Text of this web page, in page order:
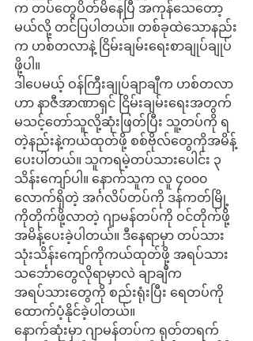
က တပ်တွေပိတ်မိနေပြီ အကုန်သေတော့
မယ်လို့ တင်ပြပါတယ်။ တစ်ခုထဲသောနည်း
က ဟစ်တလာနဲ့ ငြိမ်းချမ်းရေးစာချုပ်ချုပ်
ဖို့ပါ။
ဒါပေမယ့် ဝန်ကြီးချုပ်ချာချီက ဟစ်တလာ
ဟာ နာဇီအာဏာရှင် ငြိမ်းချမ်းရေးအတွက်
မသင့်တော်သူလို့ဆုံးဖြတ်ပြီး သူ့တပ်ကို ရ
တဲ့နည်းနဲ့ကယ်ထုတ်ဖို့ စစ်ဗိုလ်တွေကိုအမိန့်
ပေးပါတယ်။ သူကရမဲ့တပ်သားပေါင်း ၃
သိန်းကျော်ပါ။ နောက်သူက လူ ၄၀၀၀
လောက်ရှိတဲ့ အင်္ဂလိပ်တပ်ကို ဒန်ကတ်မြို့
ကိုတိုက်ဖို့လာတဲ့ ဂျာမန်တပ်ကို ဝင်တိုက်ဖို့
အမိန့်ပေးခဲ့ပါတယ်။ ဒီနေရာမှာ တပ်သား
သုံးသိန်းကျော်ကိုကယ်ထုတ်ဖို့ အရပ်သား
သင်္ဘောတွေလိုရာမှာလဲ ချာချီက
အရပ်သားတွေကို စည်းရုံးပြီး ရေတပ်ကို
ထောက်ပံ့နိုင်ခဲ့ပါတယ်။
နောက်ဆုံးမှာ ဂျာမန်တပ်က ရုတ်တရက်